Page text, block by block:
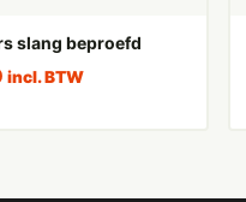
slang beproefd
incl. BTW